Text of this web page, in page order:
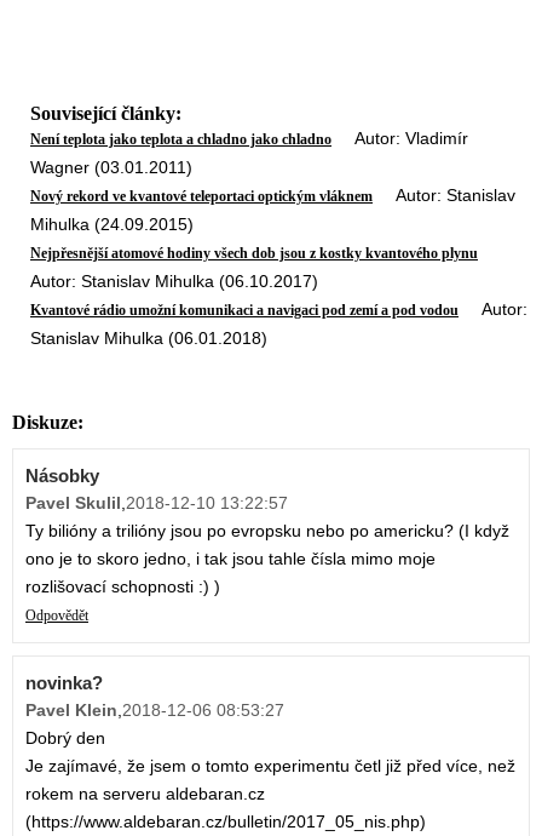
Související články:
Není teplota jako teplota a chladno jako chladno Autor: Vladimír
Wagner (03.01.2011)
Nový rekord ve kvantové teleportaci optickým vláknem Autor: Stanislav
Mihulka (24.09.2015)
Nejpřesnější atomové hodiny všech dob jsou z kostky kvantového plynu
Autor: Stanislav Mihulka (06.10.2017)
Kvantové rádio umožní komunikaci a navigaci pod zemí a pod vodou Autor:
Stanislav Mihulka (06.01.2018)
Diskuze:
Násobky
Pavel Skulil,2018-12-10 13:22:57
Ty bilióny a trilióny jsou po evropsku nebo po americku? (I když
ono je to skoro jedno, i tak jsou tahle čísla mimo moje
rozlišovací schopnosti :) )
Odpovědět
novinka?
Pavel Klein,2018-12-06 08:53:27
Dobrý den
Je zajímavé, že jsem o tomto experimentu četl již před více, než
rokem na serveru aldebaran.cz
(https://www.aldebaran.cz/bulletin/2017_05_nis.php)